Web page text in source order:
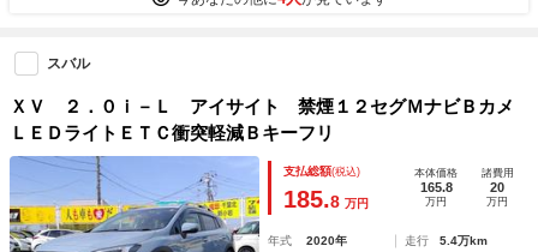
スバル
ＸＶ ２．０ｉ－Ｌ アイサイト 禁煙１２セグＭナビＢカメ
ＬＥＤライトＥＴＣ衝突軽減Ｂキーフリ
支払総額(税込)
185.8 万円
本体価格
165.8
万円
諸費用
20
万円
年式 2020年 走行
5.4万km